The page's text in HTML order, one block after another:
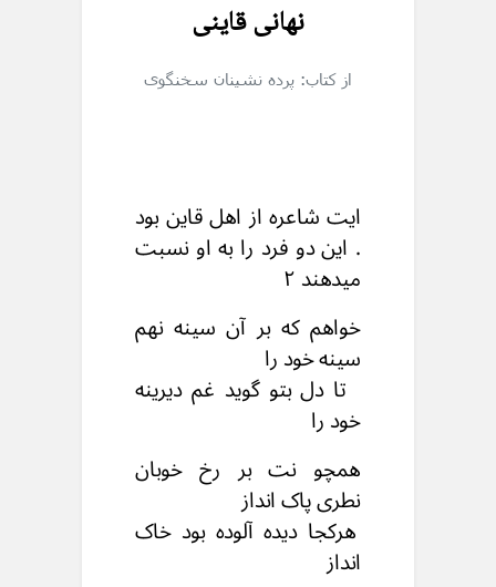
نهانی قاینی
از کتاب: پرده نشینان سخنگوی
ایت شاعره از اهل قاین بود
. این دو فرد را به او نسبت
میدهند ۲
خواهم که بر آن سینه نهم
سینه خود را
تا دل بتو گوید غم دیرینه
خود را
همچو نت بر رخ خوبان
نطری پاک انداز
هرکجا دیده آلوده بود خاک
انداز